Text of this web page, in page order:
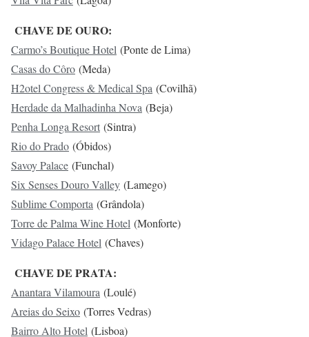
CHAVE DE OURO:
Carmo’s Boutique Hotel (Ponte de Lima)
Casas do Côro (Meda)
H2otel Congress & Medical Spa (Covilhã)
Herdade da Malhadinha Nova (Beja)
Penha Longa Resort (Sintra)
Rio do Prado (Óbidos)
Savoy Palace (Funchal)
Six Senses Douro Valley (Lamego)
Sublime Comporta (Grândola)
Torre de Palma Wine Hotel (Monforte)
Vidago Palace Hotel (Chaves)
CHAVE DE PRATA:
Anantara Vilamoura (Loulé)
Areias do Seixo (Torres Vedras)
Bairro Alto Hotel (Lisboa)